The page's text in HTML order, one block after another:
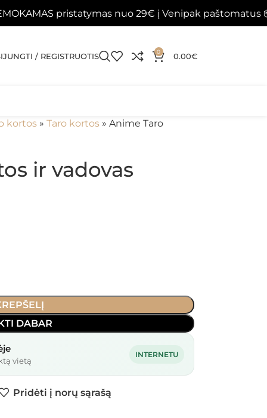
pristatymas nuo 29€ į Venipak paštomatus 📦
/ REGISTRUOTIS 0 0.00€
kortos» Taro kortos» Anime Taro
ir vadovas
DABAR
vietą
INTERNETU
Pridėti į norų sąrašą